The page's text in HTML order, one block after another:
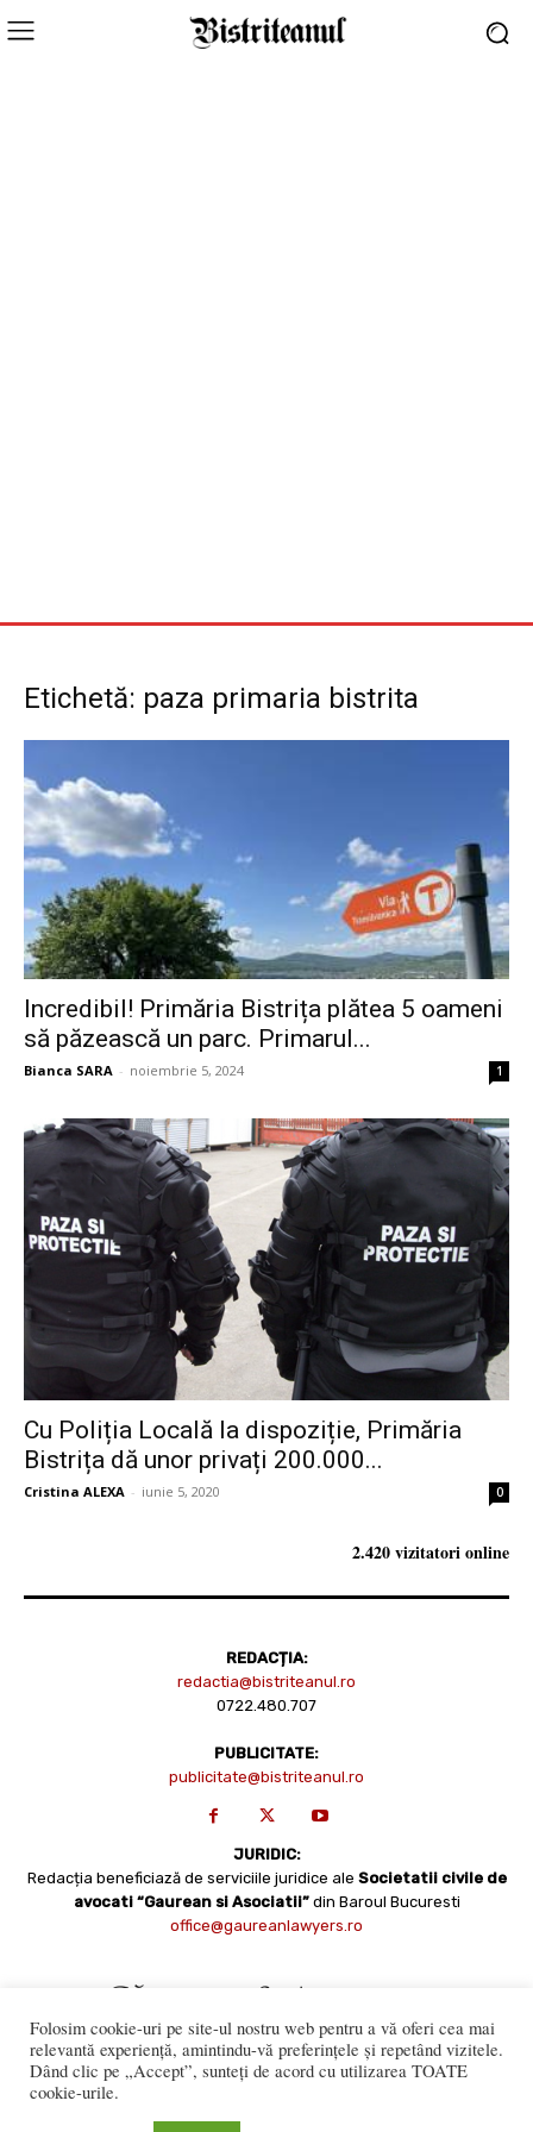
Etichetă: paza primaria bistrita
Incredibil! Primăria Bistrița plătea 5 oameni
să păzească un parc. Primarul...
Bianca SARA - noiembrie 5, 2024 1
Cu Poliția Locală la dispoziție, Primăria
Bistrița dă unor privați 200.000...
Cristina ALEXA - iunie 5, 2020 0
2.420 vizitatori online
REDACȚIA:
redactia@bistriteanul.ro
0722.480.707
PUBLICITATE:
publicitate@bistriteanul.ro
JURIDIC:
Redacția beneficiază de serviciile juridice ale Societatii civile de
avocati “Gaurean si Asociatii” din Baroul Bucuresti
office@gaureanlawyers.ro
Folosim cookie-uri pe site-ul nostru web pentru a vă oferi cea mai
relevantă experiență, amintindu-vă preferințele și repetând vizitele.
Dând clic pe „Accept”, sunteți de acord cu utilizarea TOATE
cookie-urile.